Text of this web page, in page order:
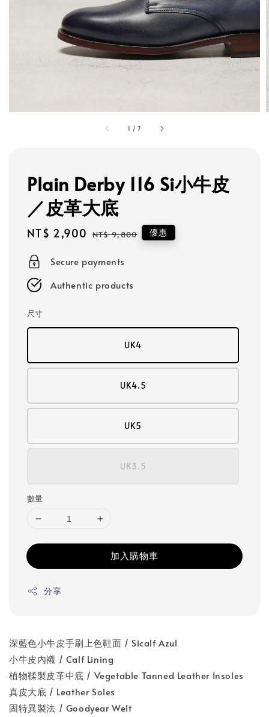
1 /7
Plain Derby 116 Si小牛皮
／皮革大底
Sale
NT$ 2,900 Regular
NT$ 9,800 優惠
Secure payments
Authentic products
尺寸
UK4
UK4.5
UK5
UK3.5
數量
加入購物車
分享
深藍色小牛皮手刷上色鞋面 / Sicalf Azul
小牛皮內襯 / Calf Lining
植物鞣製皮革中底 / Vegetable Tanned Leather Insoles
真皮大底 / Leather Soles
固特異製法 / Goodyear Welt